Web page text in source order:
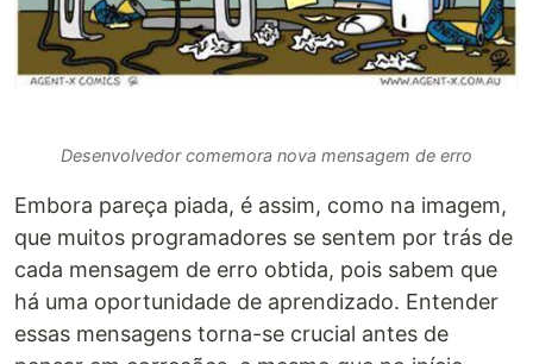
Desenvolvedor comemora nova mensagem de erro
Embora pareça piada, é assim, como na imagem,
que muitos programadores se sentem por trás de
cada mensagem de erro obtida, pois sabem que
há uma oportunidade de aprendizado. Entender
essas mensagens torna-se crucial antes de